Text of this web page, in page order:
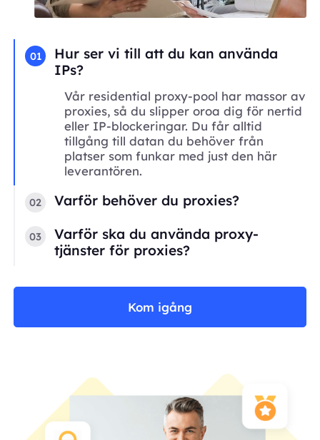
01
Hur ser vi till att du kan använda
IPs?
Vår residential proxy-pool har massor av
proxies, så du slipper oroa dig för nertid
eller IP-blockeringar. Du får alltid
tillgång till datan du behöver från
platser som funkar med just den här
leverantören.
02 Varför behöver du proxies?
03
Varför ska du använda proxy-
tjänster för proxies?
Kom igång